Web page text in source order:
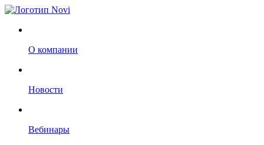
О компании
Новости
Вебинары